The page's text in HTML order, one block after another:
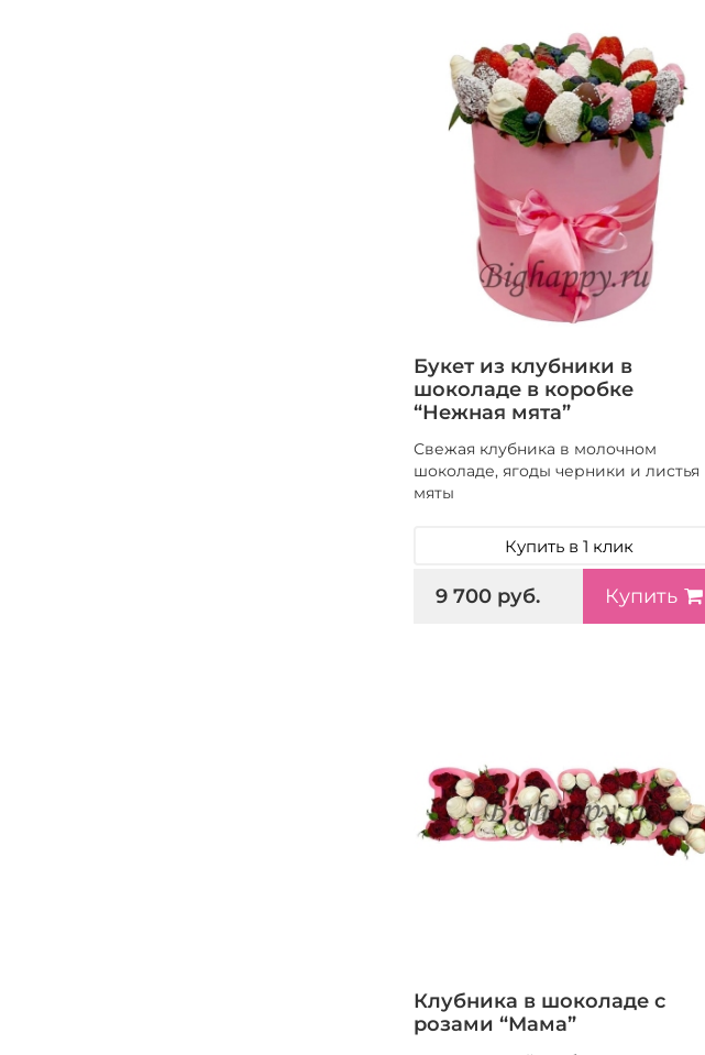
Букет из клубники в
шоколаде в коробке
“Нежная мята”
Свежая клубника в молочном
шоколаде, ягоды черники и листья
мяты
Купить в 1 клик
9 700 руб. Купить
Клубника в шоколаде с
розами “Мама”